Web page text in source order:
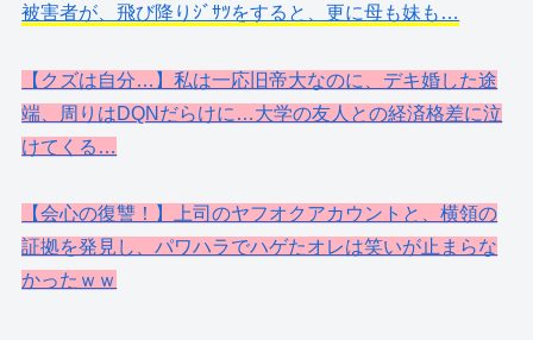
被害者が、飛び降りｼﾞｻﾂをすると、更に母も妹も…
【クズは自分…】私は一応旧帝大なのに、デキ婚した途
端、周りはDQNだらけに…大学の友人との経済格差に泣
けてくる…
【会心の復讐！】上司のヤフオクアカウントと、横領の
証拠を発見し、パワハラでハゲたオレは笑いが止まらな
かったｗｗ